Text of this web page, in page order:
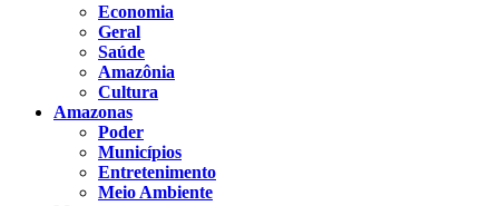
Economia
Geral
Saúde
Amazônia
Cultura
Amazonas
Poder
Municípios
Entretenimento
Meio Ambiente